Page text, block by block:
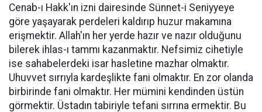
Cenab-ı Hakk'ın izni dairesinde Sünnet-i Seniyyeye
göre yaşayarak perdeleri kaldırıp huzur makamına
erişmektir. Allah'ın her yerde hazır ve nazır olduğunu
bilerek ihlas-ı tammı kazanmaktır. Nefsimiz cihetiyle
ise sahabelerdeki isar hasletine mazhar olmaktır.
Uhuvvet sırrıyla kardeşlikte fani olmaktır. En zor olanda
birbirinde fani olmaktır. Her mümini kendinden üstün
görmektir. Üstadın tabiriyle tefani sırrına ermektir. Bu